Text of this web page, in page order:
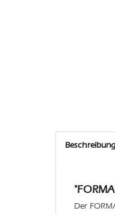
Beschreibung
Der